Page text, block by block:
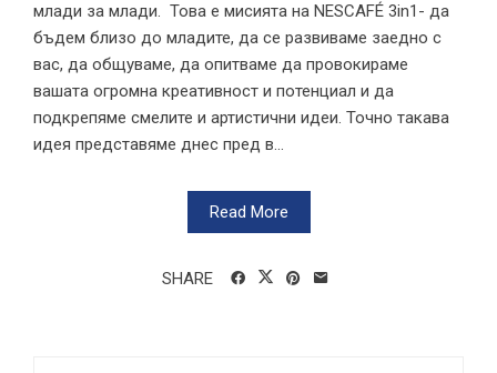
млади за млади. Това е мисията на NESCAFÉ 3in1- да
бъдем близо до младите, да се развиваме заедно с
вас, да общуваме, да опитваме да провокираме
вашата огромна креативност и потенциал и да
подкрепяме смелите и артистични идеи. Точно такава
идея представяме днес пред в...
Read More
SHARE